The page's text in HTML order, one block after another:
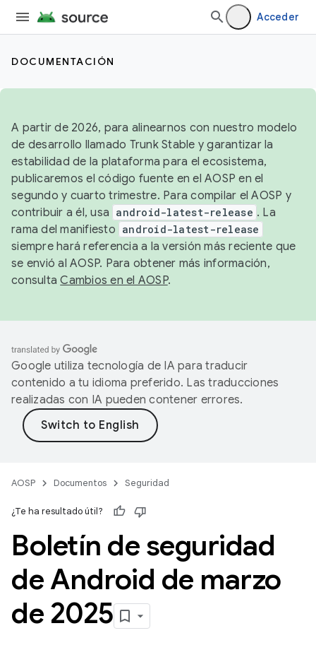
Acceder
DOCUMENTACIÓN
A partir de 2026, para alinearnos con nuestro modelo
de desarrollo llamado Trunk Stable y garantizar la
estabilidad de la plataforma para el ecosistema,
publicaremos el código fuente en el AOSP en el
segundo y cuarto trimestre. Para compilar el AOSP y
contribuir a él, usa android-latest-release . La
rama del manifiesto android-latest-release
siempre hará referencia a la versión más reciente que
se envió al AOSP. Para obtener más información,
consultaCambios en el AOSP.
Google utiliza tecnología de IA para traducir
contenido a tu idioma preferido. Las traducciones
realizadas con IA pueden contener errores.
AOSP Documentos Seguridad
¿Te ha resultado útil?
Boletín de seguridad
de Android de marzo
de 2025